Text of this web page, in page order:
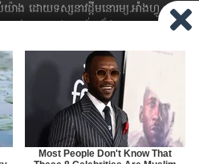
ាង ដោយទស្សនាវដ្ដី​មនោរម្យ.អាំងហ្វូ
។ ហាម​ដក​ស្រង់​នូវ​ផ្នែក​ណា​មួយ​ ឬ​ផ្នែក​
ដ្ដី​​មនោរម្យ.អាំងហ្វូ យក​ទៅ​​បោះពុម្ព នៅ
ផ្សាយ​តាម​រលក​ធាតុអាកាស ឬតាមប្រព័ន្ធ
ចាយ​ តាមវិធីណាក៏ដោយ ដោយ​គ្មាន​ការ​
ហ្វាង​ការ​ផ្សាយ​។ផ្ទុយមកវិញ ដើម្បី​ទទួល​
សូម​ទាក់​ទង​មក​ទស្សនាវដ្ដី។
ARCHIVE